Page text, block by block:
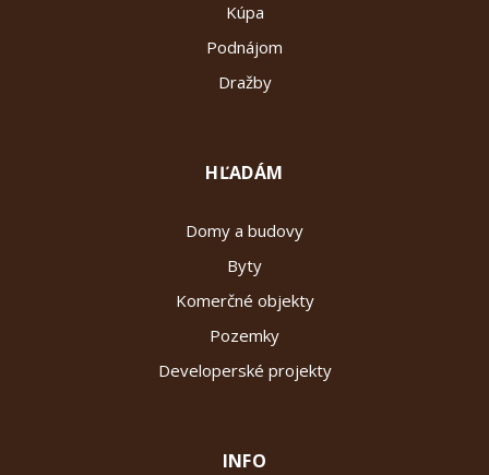
Kúpa
Podnájom
Dražby
HĽADÁM
Domy a budovy
Byty
Komerčné objekty
Pozemky
Developerské projekty
INFO